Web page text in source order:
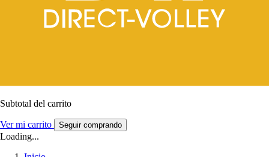
Subtotal del carrito
Ver mi carrito Seguir comprando
Loading...